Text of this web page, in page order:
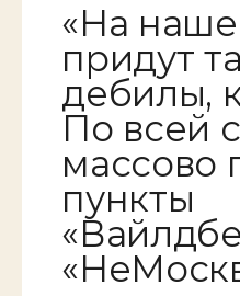
«На
придут
дебилы,
По всей
массово
пункты